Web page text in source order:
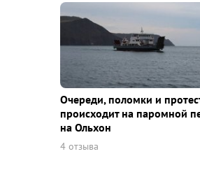
Очереди, поломки и
происходит на паромной
на Ольхон
4 отзыва